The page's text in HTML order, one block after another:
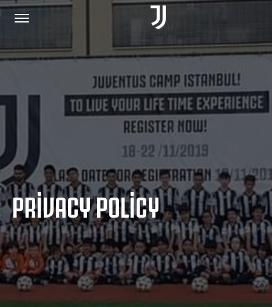
HOME
JOIN US
PRIVACY POLICY
JUVENTUS.COM
SHOP
MORE
PRIVACY POLICY